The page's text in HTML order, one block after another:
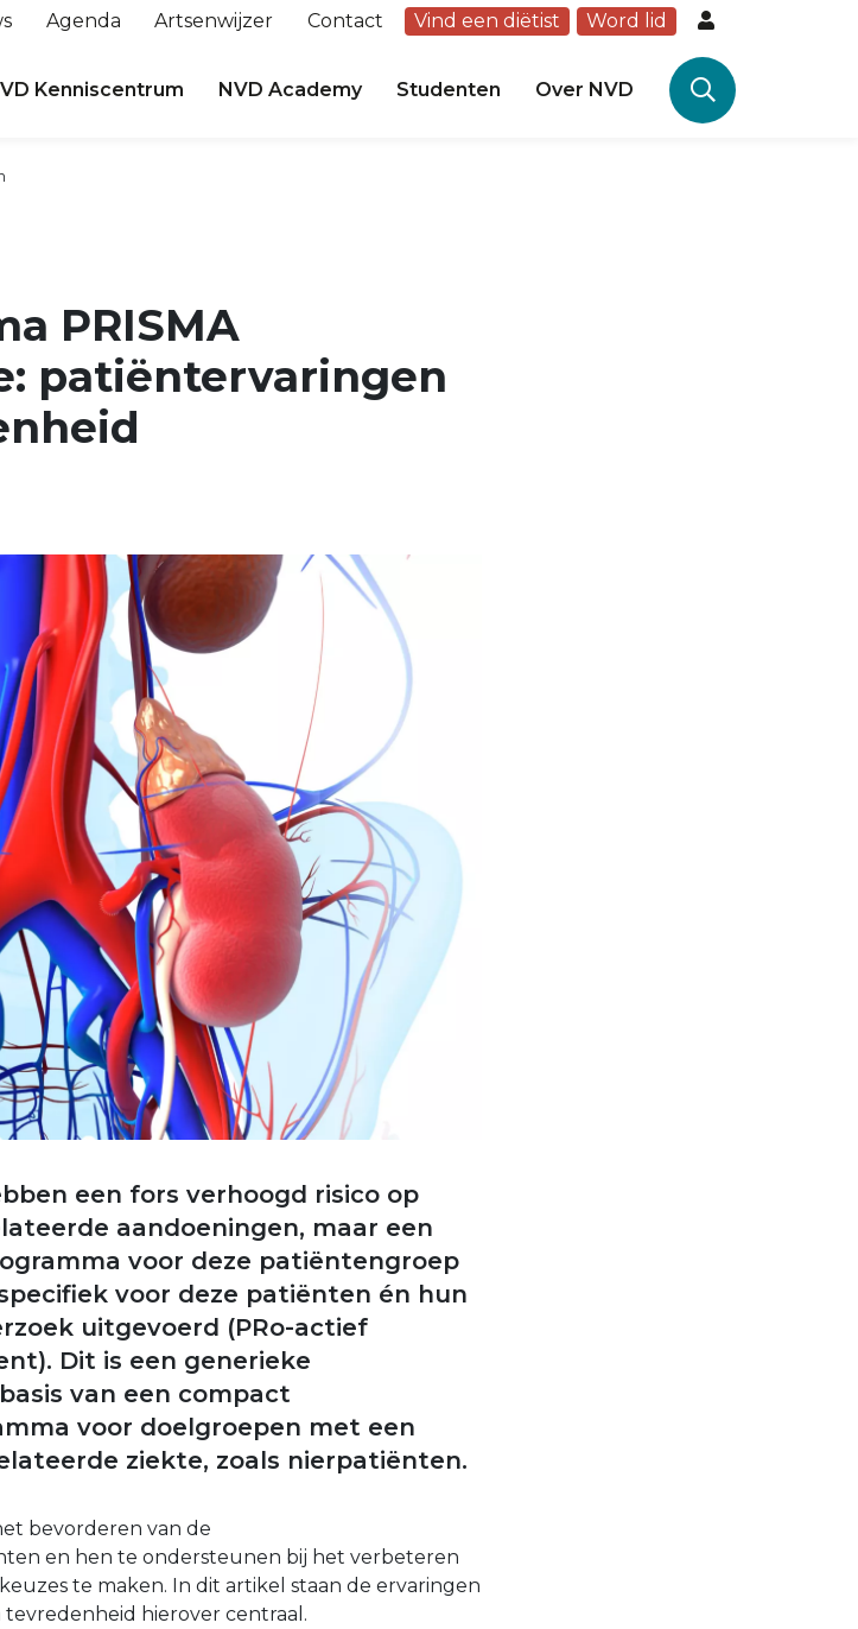
Agenda Artsenwijzer Contact Vind een diëtist Word lid
Kenniscentrum NVD Academy Studenten Over NVD
PRISMA
patiëntervaringen
een fors verhoogd risico op
aandoeningen, maar een
voor deze patiëntengroep
voor deze patiënten én hun
uitgevoerd (PRo-actief
Dit is een generieke
van een compact
voor doelgroepen met een
ziekte, zoals nierpatiënten.
bevorderen van de
en hen te ondersteunen bij het verbeteren
te maken. In dit artikel staan de ervaringen
hierover centraal.